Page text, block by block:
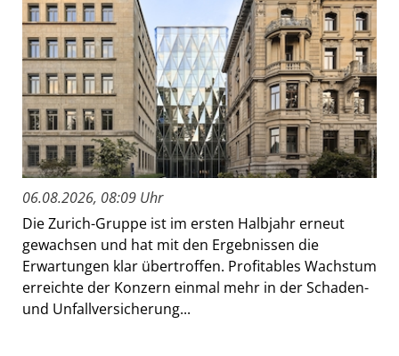
06.08.2026, 08:09 Uhr
Die Zurich-Gruppe ist im ersten Halbjahr erneut
gewachsen und hat mit den Ergebnissen die
Erwartungen klar übertroffen. Profitables Wachstum
erreichte der Konzern einmal mehr in der Schaden-
und Unfallversicherung...